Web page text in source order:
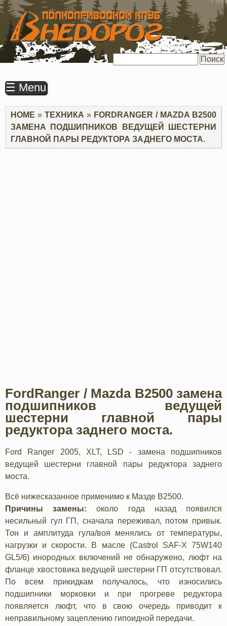
ПЕРЕЙТИ
ОСНОВНОМУ
СОДЕРЖАНИЮ
☰ Menu
Строка
навигации
HOME ТЕХНИКА
FORDRANGER / MAZDA B2500
ЗАМЕНА ПОДШИПНИКОВ ВЕДУЩЕЙ ШЕСТЕРНИ
ГЛАВНОЙ ПАРЫ РЕДУКТОРА ЗАДНЕГО МОСТА.
FordRanger / Mazda B2500 замена
подшипников ведущей
шестерни главной пары
редуктора заднего моста.
Ford Ranger 2005, XLT, LSD - замена подшипников
ведущей шестерни главной пары редуктора заднего
моста.
Всё нижесказанное применимо к Мазде В2500.
Причины замены: около года назад появился
несильный гул ГП, сначала переживал, потом привык.
Тон и амплитуда гула/воя менялись от температуры,
нагрузки и скорости. В масле (Castrol SAF-X 75W140
GL5/6) инородных включений не обнаружено, люфт на
фланце хвостовика ведущей шестерни ГП отсутствовал.
По всем прикидкам получалось, что износились
подшипники морковки и при прогреве редуктора
появляется люфт, что в свою очередь приводит к
неправильному зацеплению гипоидной передачи.